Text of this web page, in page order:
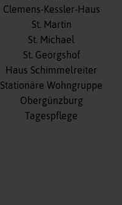
überspringen
Clemens-Kessler-Haus
St. Martin
St. Michael
St. Georgshof
Haus Schimmelreiter
Stationäre Wohngruppe
Obergünzburg
Tagespflege